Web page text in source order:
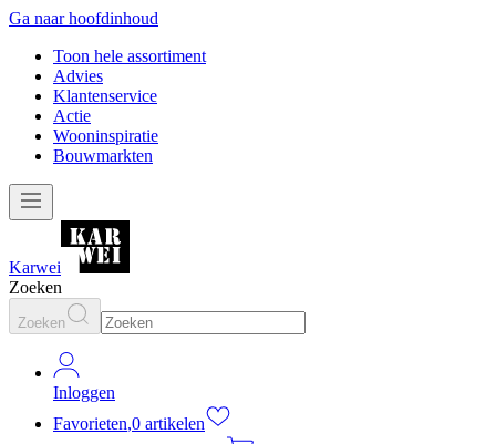
Ga naar hoofdinhoud
Toon hele assortiment
Advies
Klantenservice
Actie
Wooninspiratie
Bouwmarkten
Karwei
Zoeken
Zoeken
Inloggen
Favorieten,0 artikelen